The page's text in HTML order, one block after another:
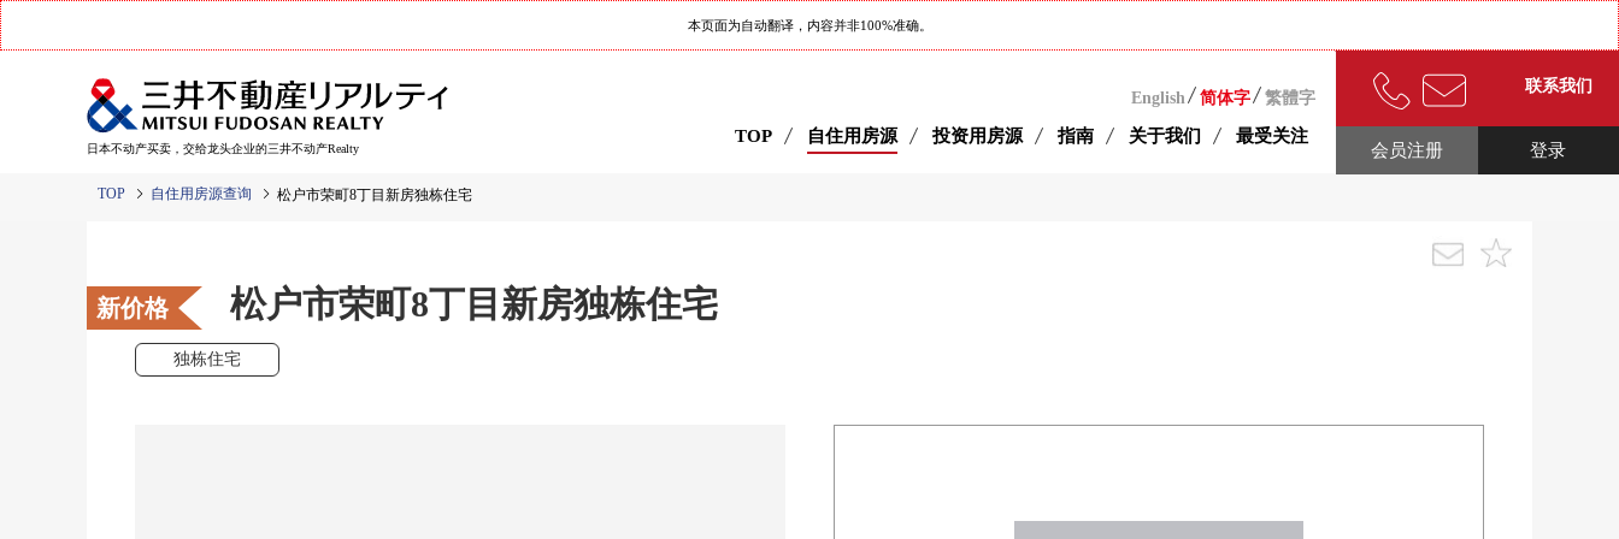
本页面为自动翻译，内容并非100%准确。
日本不动产买卖，交给龙头企业的三井不动产Realty
English 简体字 繁體字
TOP 自住用房源 投资用房源 指南 关于我们 最受关注
联系我们
登录
会员注册
TOP 自住用房源查询 松户市荣町8丁目新房独栋住宅
新价格 松户市荣町8丁目新房独栋住宅
独栋住宅